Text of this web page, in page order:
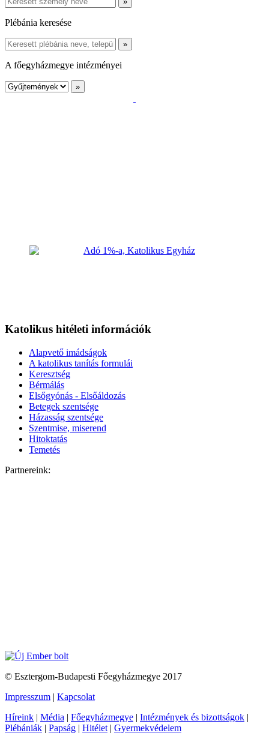
Plébánia keresése
A főegyházmegye intézményei
Katolikus hitéleti információk
Alapvető imádságok
A katolikus tanítás formulái
Keresztség
Bérmálás
Elsőgyónás - Elsőáldozás
Betegek szentsége
Házasság szentsége
Szentmise, miserend
Hitoktatás
Temetés
Partnereink:
© Esztergom-Budapesti Főegyházmegye 2017
Impresszum | Kapcsolat
Híreink | Média | Főegyházmegye | Intézmények és bizottságok |
Plébániák | Papság | Hitélet | Gyermekvédelem